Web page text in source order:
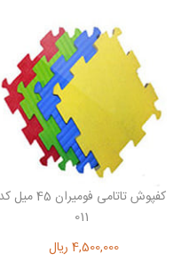
کفپوش تاتامی فومیران 45 میل کد
011
4,500,000 ریال